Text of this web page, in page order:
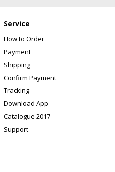
Service
How to Order
Payment
Shipping
Confirm Payment
Tracking
Download App
Catalogue 2017
Support